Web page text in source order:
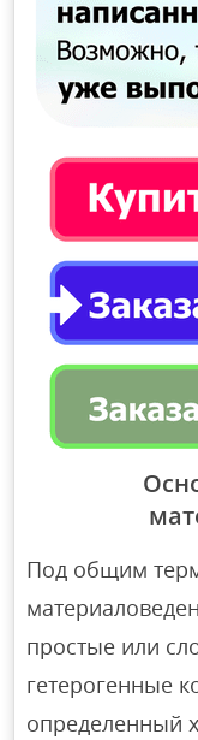
Под общим
простые или
гетерогенные
определенный